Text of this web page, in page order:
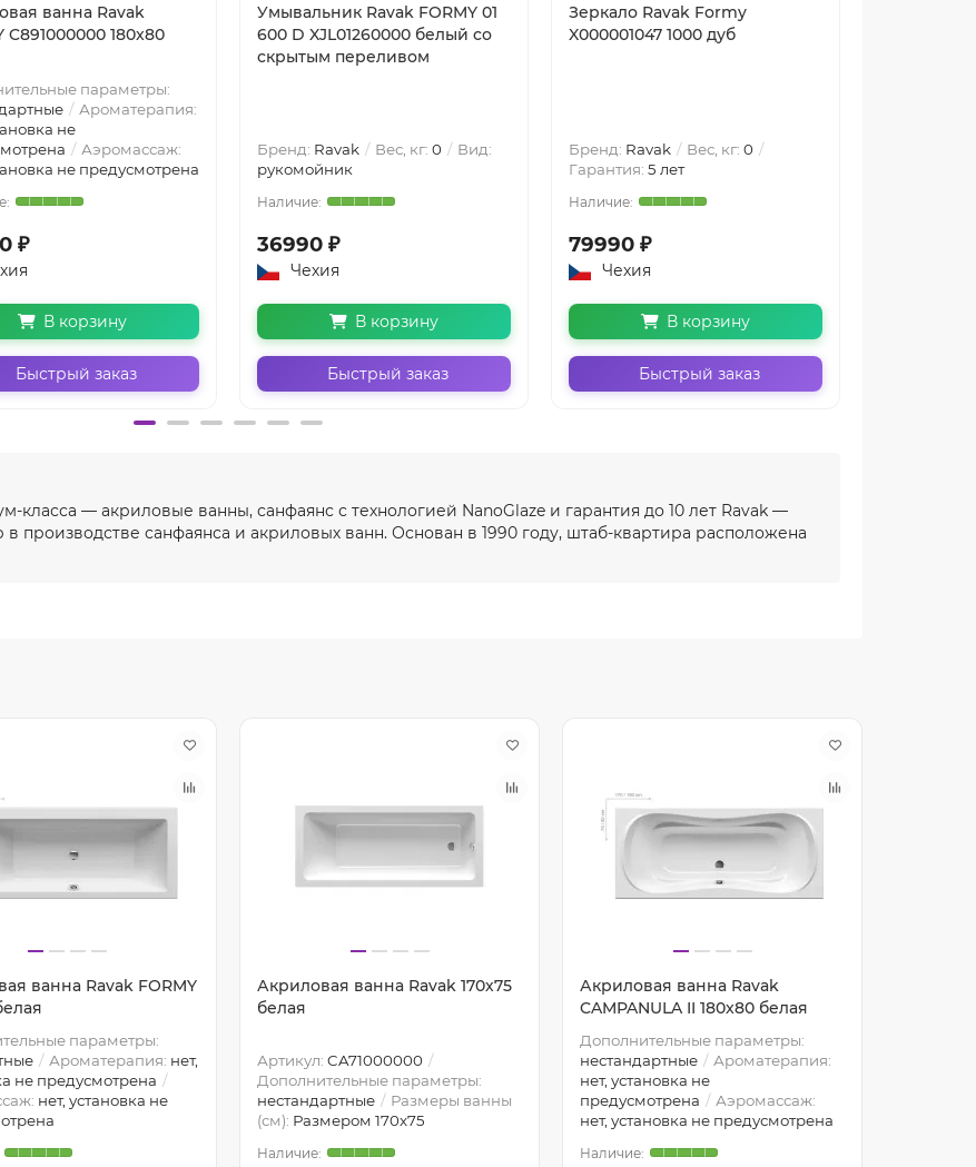
ванна Ravak
C891000000 180x80
параметры:
Ароматерапия:
не
Аэромассаж:
не предусмотрена
₽
В корзину
Быстрый заказ
Умывальник Ravak FORMY 01
600 D XJL01260000 белый со
скрытым переливом
Бренд: Ravak Вес, кг: 0
Вид:
рукомойник
36990 ₽
Чехия
В корзину
Быстрый заказ
Зеркало Ravak Formy
X000001047 1000 дуб
Бренд: Ravak Вес, кг: 0
Гарантия: 5 лет
79990 ₽
Чехия
В корзину
Быстрый заказ
класса — акриловые ванны, санфаянс с технологией NanoGlaze и гарантия до 10 лет Ravak —
производстве санфаянса и акриловых ванн. Основан в 1990 году, штаб-квартира расположена
ванна Ravak FORMY
параметры:
Ароматерапия: нет,
не предусмотрена
нет, установка не
Акриловая ванна Ravak 170х75
белая
Артикул: CA71000000
Дополнительные параметры:
нестандартные
Размеры ванны
(см): Размером 170x75
Акриловая ванна Ravak
CAMPANULA II 180x80 белая
Дополнительные параметры:
нестандартные
Ароматерапия:
нет, установка не
предусмотрена
Аэромассаж:
нет, установка не предусмотрена